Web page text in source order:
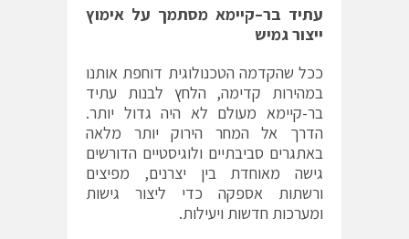
עתיד בר–קיימא מסתמך על אימוץ
ייצורגמיש
ככל שהקדמה הטכנולוגית דוחפת אותנו
במהירות קדימה, הלחץ לבנות עתיד
בר-קיימא מעולם לא היה גדול יותר.
הדרך אל המחר הירוק יותר מלאה
באתגרים סביבתיים ולוגיסטיים הדורשים
גישה מאוחדת בין יצרנים, מפיצים
ורשתות אספקה כדי ליצור גישות
ומערכות חדשות ויעילות.